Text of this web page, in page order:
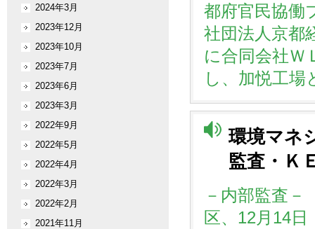
都府官民協働
社団法人京都
に合同会社Ｗ
し、加悦工
環境マネ
監査・Ｋ
－内部監査
区、12月14
2024年3月
2023年12月
2023年10月
2023年7月
2023年6月
2023年3月
2022年9月
2022年5月
2022年4月
2022年3月
2022年2月
2021年11月